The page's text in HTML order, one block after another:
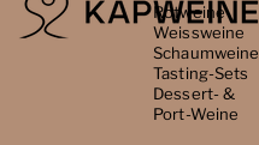
Rotweine
Weissweine
Schaumweine
Tasting-Sets
Dessert- &
Port-Weine